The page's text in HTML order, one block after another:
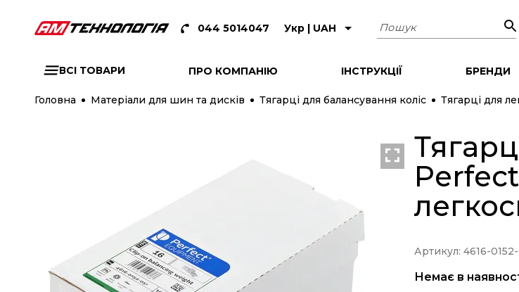
044 5014047 Укр | UAH Пошук
ВСІ ТОВАРИ ПРО КОМПАНІЮ ІНСТРУКЦІЇ БРЕНДИ
Головна Матеріали для шин та дисків Тягарці для балансування коліс Тягарці для
Артикул: 4616-0152-
Немає в